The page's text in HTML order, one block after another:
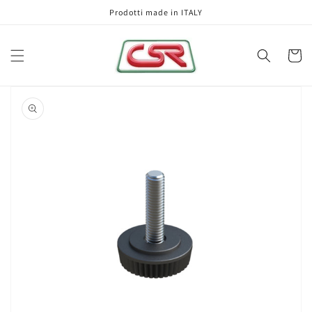
Prodotti made in ITALY
Carrello
informazioni
sul prodotto